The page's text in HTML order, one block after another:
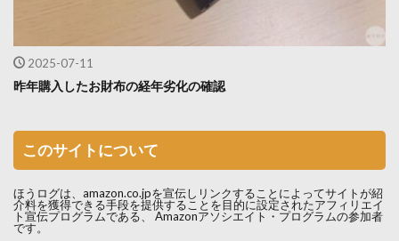
2025-07-11
昨年購入したお財布の経年劣化の確認
このサイトについて
ほうログは、amazon.co.jpを宣伝しリンクすることによってサイトが紹
介料を獲得できる手段を提供することを目的に設定されたアフィリエイ
ト宣伝プログラムである、 Amazonアソシエイト・プログラムの参加者
です。